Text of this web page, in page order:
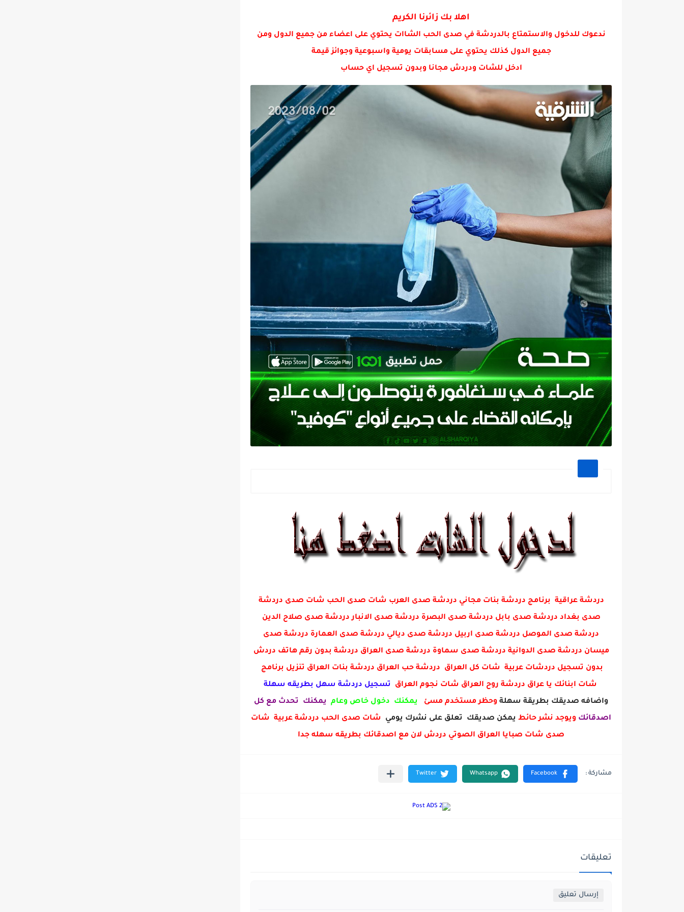
اهلا بك زائرنا الكريم
ندعوك للدخول والاستمتاع بالدردشة في صدى الحب الشاات يحتوي على اعضاء من جميع الدول ومن
جميع الدول كذلك يحتوي على مسابقات يومية واسبوعية وجوائز قيمة
ادخل للشات ودردش مجانا وبدون تسجيل اي حساب
دردشة عراقية برنامج دردشة بنات مجاني دردشة صدى العرب شات صدى الحب شات صدى دردشة
صدى بغداد دردشة صدى بابل دردشة صدى البصرة دردشة صدى الانبار دردشة صدى صلاح الدين
دردشة صدى الموصل دردشة صدى اربيل دردشة صدى ديالي دردشة صدى العمارة دردشة صدى
ميسان دردشة صدى الدوانية دردشة صدى سماوة دردشة صدى العراق دردشة بدون رقم هاتف دردش
بدون تسجيل دردشات عربية شات كل العراق دردشة حب العراق دردشة بنات العراق تنزيل برنامج
شات ابنائك يا عراق دردشة روح العراق شات نجوم العراق تسجيل دردشة سهل بطريقه سهلة
واضافه صديقك بطريقة سهلة وحظر مستخدم مسئ يمكنك دخول خاص وعام يمكنك تحدث مع كل
اصدقائك ويوجد نشر حائط يمكن صديقك تعلق على نشرك يومي شات صدى الحب دردشة عربية شات
صدى شات صبايا العراق الصوتي دردش لان مع اصدقائك بطريقه سهله جدا
تعليقات
إرسال تعليق